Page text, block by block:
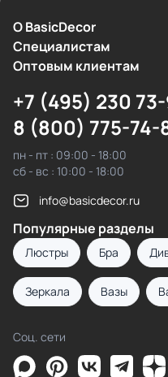
О BasicDecor
Cпециалистам
Оптовым клиентам
+7 (495) 230
8 (800) 775-74-
пн - пт : 09:00 - 18:00
сб - вс : 10:00 - 18:00
info@basicdecor.ru
Популярные разделы
Люстры Бра
Зеркала Вазы
Соц. сети